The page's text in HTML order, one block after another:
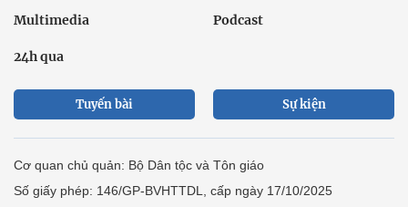
Multimedia Podcast
24h qua
Tuyến bài Sự kiện
Cơ quan chủ quản: Bộ Dân tộc và Tôn giáo
Số giấy phép: 146/GP-BVHTTDL, cấp ngày 17/10/2025